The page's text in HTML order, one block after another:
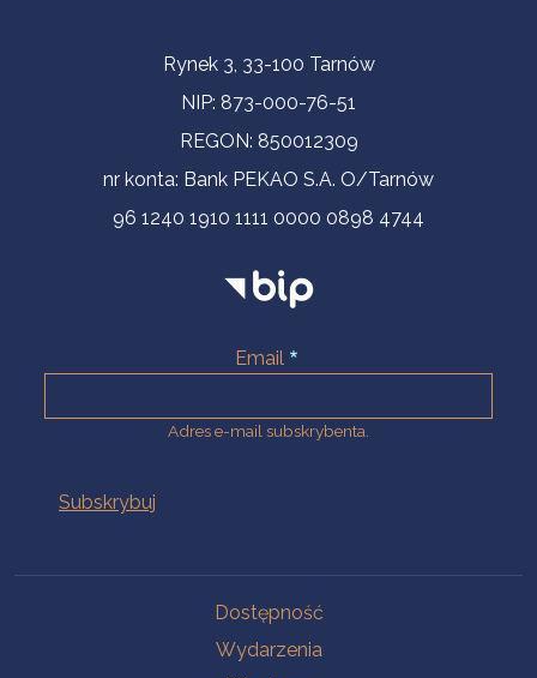
Informacje kontaktoweRynek 3, 33-100 Tarnów
NIP: 873-000-76-51
REGON: 850012309
nr konta: Bank PEKAO S.A. O/Tarnów
96 1240 1910 1111 0000 0898 4744
Email
Adres e-mail subskrybenta.
Dostępność
Wydarzenia